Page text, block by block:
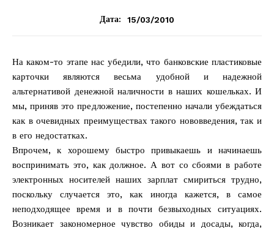
Дата: 15/03/2010
На каком-то этапе нас убедили, что банковские пластиковые
карточки являются весьма удобной и надежной
альтернативой денежной наличности в наших кошельках. И
мы, приняв это предложение, постепенно начали убеждаться
как в очевидных преимуществах такого нововведения, так и
в его недостатках.
Впрочем, к хорошему быстро привыкаешь и начинаешь
воспринимать это, как должное. А вот со сбоями в работе
электронных носителей наших зарплат смириться трудно,
поскольку случается это, как иногда кажется, в самое
неподходящее время и в почти безвыходных ситуациях.
Возникает закономерное чувство обиды и досады, когда,